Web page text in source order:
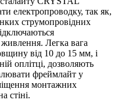
електропроводку, так як,
струмопровідних
Легка вага
від 10 до 15 мм, і
оплітці, дозволяють
фреймлайт у
монтажних
стіні.